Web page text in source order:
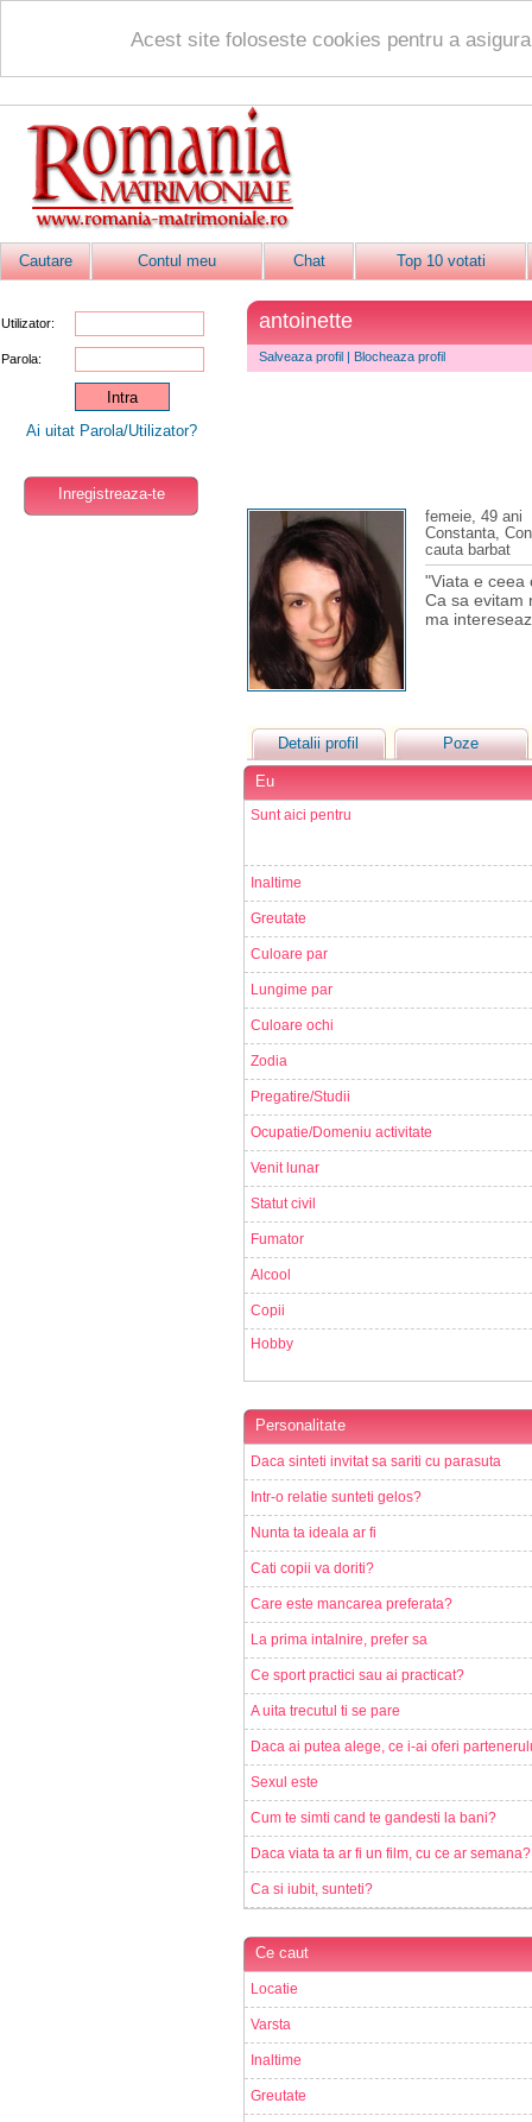
Acest site foloseste cookies pentru a
Cautare Contul meu Chat Top 10 votati
Utilizator:
Parola:
Ai uitat Parola/Utilizator?
Inregistreaza-te
antoinette
Salveaza profil | Blocheaza profil
femeie, 49 ani
Constanta,
cauta barbat
"Viata e ceea
Ca sa evitam
ma
Detalii profil Poze
Eu
Sunt aici pentru
Inaltime
Greutate
Culoare par
Lungime par
Culoare ochi
Zodia
Pregatire/Studii
Ocupatie/Domeniu activitate
Venit lunar
Statut civil
Fumator
Alcool
Copii
Hobby
Personalitate
Daca sinteti invitat sa sariti cu parasuta
Intr-o relatie sunteti gelos?
Nunta ta ideala ar fi
Cati copii va doriti?
Care este mancarea preferata?
La prima intalnire, prefer sa
Ce sport practici sau ai practicat?
A uita trecutul ti se pare
Daca ai putea alege, ce i-ai oferi
Sexul este
Cum te simti cand te gandesti la bani?
Daca viata ta ar fi un film, cu ce ar semana?
Ca si iubit, sunteti?
Ce caut
Locatie
Varsta
Inaltime
Greutate